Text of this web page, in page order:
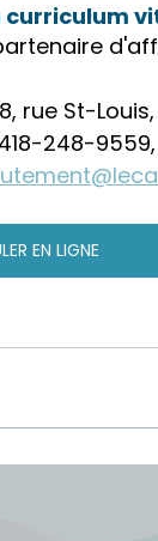
curriculum
rue St-
248-
EN LIGNE